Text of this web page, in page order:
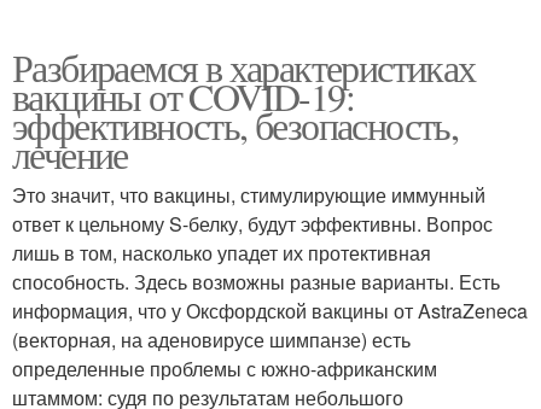
Разбираемся в характеристиках
вакцины от COVID-19:
эффективность, безопасность,
лечение
Это значит, что вакцины, стимулирующие иммунный
ответ к цельному S-белку, будут эффективны. Вопрос
лишь в том, насколько упадет их протективная
способность. Здесь возможны разные варианты. Есть
информация, что у Оксфордской вакцины от AstraZeneca
(векторная, на аденовирусе шимпанзе) есть
определенные проблемы с южно-африканским
штаммом: судя по результатам небольшого